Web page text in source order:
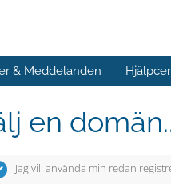
& Meddelanden
en
Jag vill använda min redan